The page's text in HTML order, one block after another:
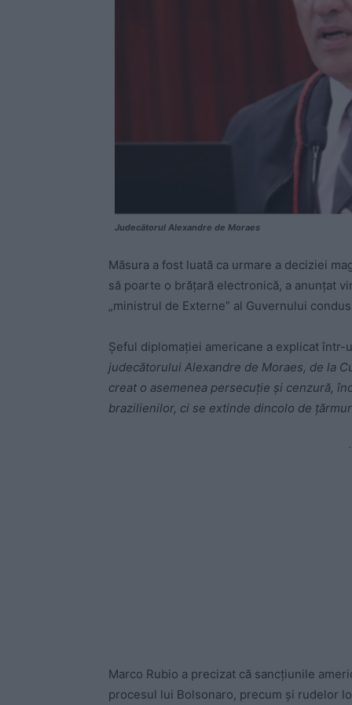
Judecătorul Alexandre de Moraes
Măsura a fost luată ca urmare a deciziei
să poarte o brăţară electronică, a anunţat
„ministrul de Externe” al Guvernului
Șeful diplomaţiei americane a explicat într-
judecătorului Alexandre de Moraes, de la
creat o asemenea persecuţie şi cenzură,
brazilienilor, ci se extinde dincolo de
Marco Rubio a precizat că sancţiunile
procesul lui Bolsonaro, precum şi rudelor